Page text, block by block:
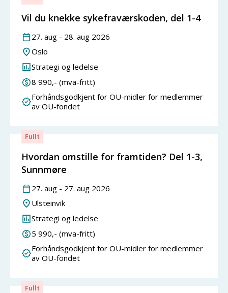
Vil du knekke sykefraværskoden, del 1-4
27. aug - 28. aug 2026
Oslo
Strategi og ledelse
8 990,- (mva-fritt)
Forhåndsgodkjent for OU-midler for medlemmer
av OU-fondet
Fullt
Hvordan omstille for framtiden? Del 1-3,
Sunnmøre
27. aug - 27. aug 2026
Ulsteinvik
Strategi og ledelse
5 990,- (mva-fritt)
Forhåndsgodkjent for OU-midler for medlemmer
av OU-fondet
Fullt